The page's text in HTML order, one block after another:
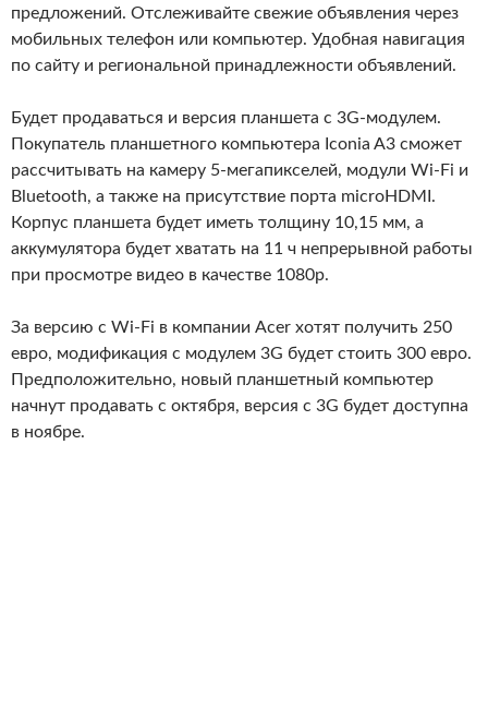
предложений. Отслеживайте свежие объявления через
мобильных телефон или компьютер. Удобная навигация
по сайту и региональной принадлежности объявлений.
Будет продаваться и версия планшета с 3G-модулем.
Покупатель планшетного компьютера Iconia A3 сможет
рассчитывать на камеру 5-мегапикселей, модули Wi-Fi и
Bluetooth, а также на присутствие порта microHDMI.
Корпус планшета будет иметь толщину 10,15 мм, а
аккумулятора будет хватать на 11 ч непрерывной работы
при просмотре видео в качестве 1080p.
За версию с Wi-Fi в компании Acer хотят получить 250
евро, модификация с модулем 3G будет стоить 300 евро.
Предположительно, новый планшетный компьютер
начнут продавать с октября, версия с 3G будет доступна
в ноябре.